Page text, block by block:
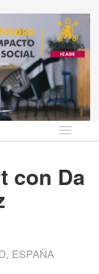
Idioma
con Da
ESPAÑA